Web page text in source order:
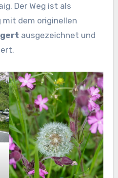
Der Weg ist als
mit dem originellen
ausgezeichnet und